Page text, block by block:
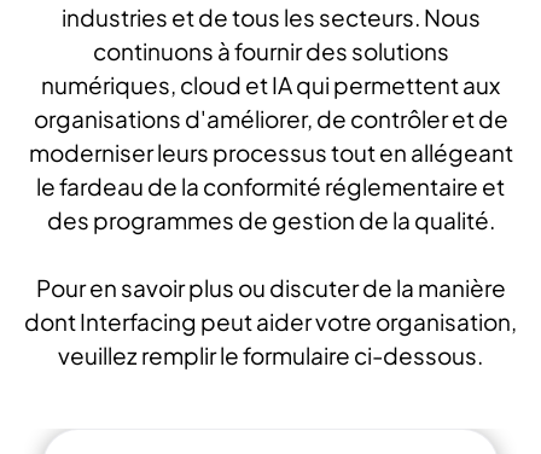
industries et de tous les secteurs. Nous
continuons à fournir des solutions
numériques, cloud et IA qui permettent aux
organisations d'améliorer, de contrôler et de
moderniser leurs processus tout en allégeant
le fardeau de la conformité réglementaire et
des programmes de gestion de la qualité.
Pour en savoir plus ou discuter de la manière
dont Interfacing peut aider votre organisation,
veuillez remplir le formulaire ci-dessous.